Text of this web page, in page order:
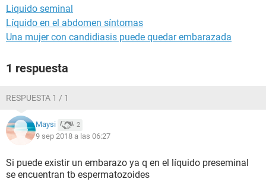
Liquido seminal
Líquido en el abdomen síntomas
Una mujer con candidiasis puede quedar embarazada
1 respuesta
RESPUESTA 1 / 1
Maysi 2
9 sep 2018 a las 06:27
Si puede existir un embarazo ya q en el líquido preseminal
se encuentran tb espermatozoides